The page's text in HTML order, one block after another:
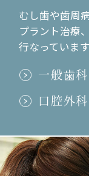
2014.02.13
はだか祭り！
2013.12.09
祝３周年！
2013.10.22
2013.06.17
久々の〜
むし歯や歯周
プラント治療
行なっています
一般歯科
口腔外科